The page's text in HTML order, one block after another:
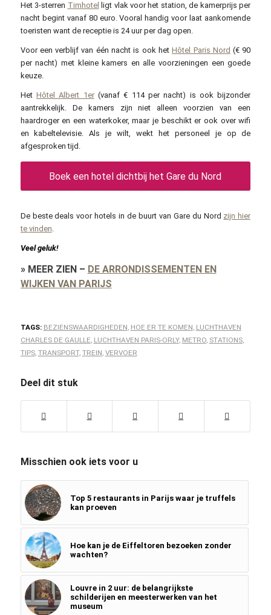
Het 3-sterren Timhotel ligt vlak voor het station, de kamerprijs per
nacht begint vanaf 80 euro. Vooral handig voor laat aankomende
toeristen want de receptie is 24 uur per dag open.
Voor een verblijf van één nacht is ook hetHôtel Paris Nord (€ 90
per nacht) met kleine kamers en alle voorzieningen een goede
keuze.
Het Hôtel Albert 1er(vanaf € 114 per nacht) is ook bijzonder
aantrekkelijk. De kamers zijn niet alleen voorzien van een
haardroger en een waterkoker, maar je beschikt er ook over wifi
en kabeltelevisie. Als je wilt, wekt het personeel je op de
afgesproken tijd.
Boek een hotel dichtbij het Gare du Nord
De beste deals voor hotels in de buurt van Gare du Nord zijn hier
te vinden
Veel geluk!
» MEER ZIEN – DE ARRONDISSEMENTEN EN
WIJKEN VAN PARIJS
TAGS: BEZIENSWAARDIGHEDEN HOE ER TE KOMEN LUCHTHAVEN
CHARLES DE GAULLE LUCHTHAVEN PARIS-ORLY, METRO, STATIONS,
TIPS, TRANSPORT, TREIN VERVOER
Deel dit stuk
Misschien ook iets voor u
Top 5 restaurants in Parijs waar je truffels
kan proeven
Hoe kan je de Eiffeltoren bezoeken zonder
wachten?
Louvre in 2 uur: de belangrijkste
schilderijen en meesterwerken van het
museum